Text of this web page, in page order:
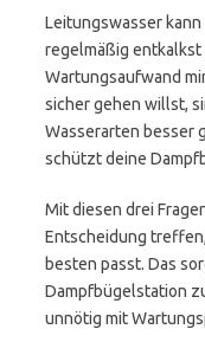
Leitungswasser
regelmäßig entkalkst
Wartungsaufwand
sicher gehen willst,
Wasserarten besser
schützt deine
Mit diesen drei
Entscheidung
besten passt. Das
Dampfbügelstation
unnötig mit